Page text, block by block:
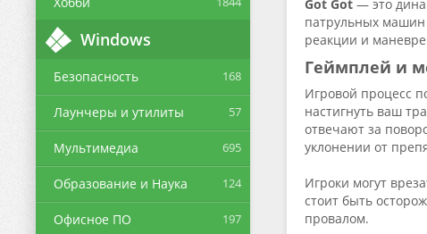
Windows
Безопасность 168
Лаунчеры и утилиты 57
Мультимедиа 695
Образование и Наука 124
Офисное ПО 197
Got Got — это
патрульных машин
реакции и
Геймплей и
Игровой процесс
настигнуть ваш
отвечают за
уклонении от
Игроки могут
стоит быть
провалом.